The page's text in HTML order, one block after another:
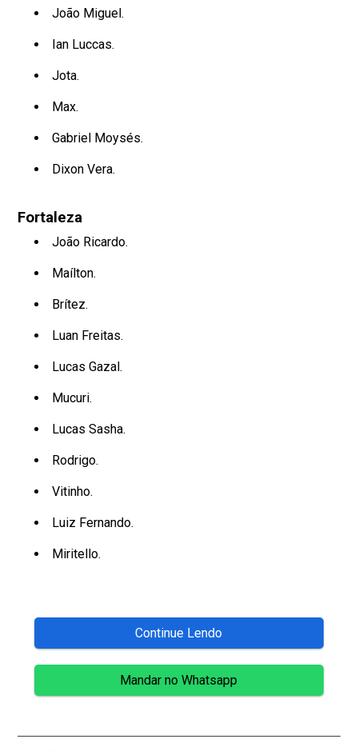
João Miguel.
Ian Luccas.
Jota.
Max.
Gabriel Moysés.
Dixon Vera.
Fortaleza
João Ricardo.
Maílton.
Brítez.
Luan Freitas.
Lucas Gazal.
Mucuri.
Lucas Sasha.
Rodrigo.
Vitinho.
Luiz Fernando.
Miritello.
Continue Lendo
Mandar no Whatsapp